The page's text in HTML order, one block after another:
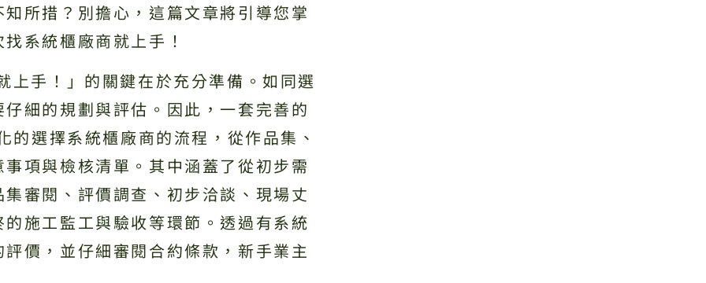
所措？別擔心，這篇文章將引導您掌
系統櫃廠商就上手！
手！」的關鍵在於充分準備。如同選
細的規劃與評估。因此，一套完善的
選擇系統櫃廠商的流程，從作品集、
項與檢核清單。其中涵蓋了從初步需
審閱、評價調查、初步洽談、現場丈
施工監工與驗收等環節。透過有系統
價，並仔細審閱合約條款，新手業主